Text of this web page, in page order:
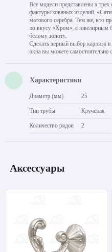
Все модели представлены в
фактуры кованых изделий.
матового серебра. Тем же, кто
по вкусу «Хром», с ювелирным
белому золоту.
Сделать верный выбор карниза
окна вы можете самостоятельно с
Характеристики
Диаметр (мм) 25
Тип трубы Крученая
Количество рядов 2
Аксессуары